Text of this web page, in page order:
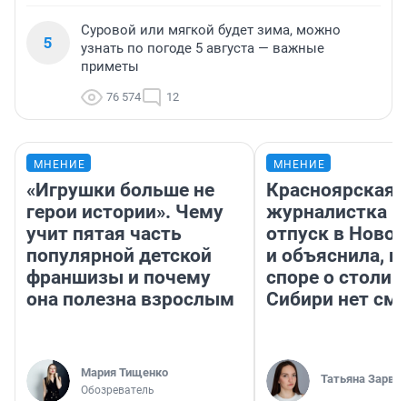
5
Суровой или мягкой будет зима, можно
узнать по погоде 5 августа — важные
приметы
76 574 12
МНЕНИЕ
«Игрушки больше не
герои истории». Чему
учит пятая часть
популярной детской
франшизы и почему
она полезна взрослым
Мария Тищенко
Обозреватель
МНЕНИЕ
Красноярская
журналистка
отпуск в
и объяснила,
споре о
Сибири нет
Татьяна Зарва